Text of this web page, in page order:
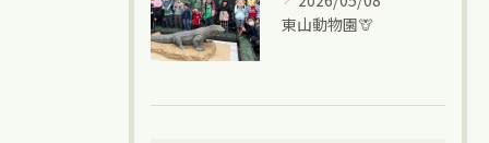
東山動物園🦒